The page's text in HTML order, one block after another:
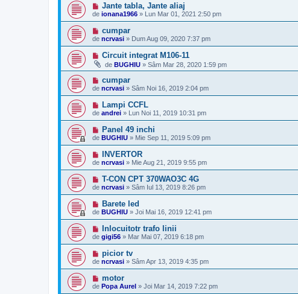
Jante tabla, Jante aliaj
de ionana1966 » Lun Mar 01, 2021 2:50 pm
cumpar
de ncrvasi » Dum Aug 09, 2020 7:37 pm
Circuit integrat M106-11
de BUGHIU » Sâm Mar 28, 2020 1:59 pm
cumpar
de ncrvasi » Sâm Noi 16, 2019 2:04 pm
Lampi CCFL
de andrei » Lun Noi 11, 2019 10:31 pm
Panel 49 inchi
de BUGHIU » Mie Sep 11, 2019 5:09 pm
INVERTOR
de ncrvasi » Mie Aug 21, 2019 9:55 pm
T-CON CPT 370WAO3C 4G
de ncrvasi » Sâm Iul 13, 2019 8:26 pm
Barete led
de BUGHIU » Joi Mai 16, 2019 12:41 pm
Inlocuitotr trafo linii
de gigi56 » Mar Mai 07, 2019 6:18 pm
picior tv
de ncrvasi » Sâm Apr 13, 2019 4:35 pm
motor
de Popa Aurel » Joi Mar 14, 2019 7:22 pm